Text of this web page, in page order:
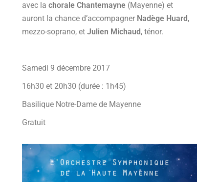
avec la chorale Chantemayne (Mayenne) et
auront la chance d’accompagner Nadège Huard ,
mezzo-soprano, et Julien Michaud , ténor.
Samedi 9 décembre 2017
16h30 et 20h30 (durée : 1h45)
Basilique Notre-Dame de Mayenne
Gratuit